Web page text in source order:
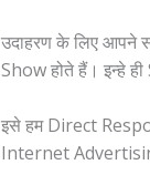
उदाहरण के लिए आपने
Show होते हैं। इन्हे
इसे हम Direct
Internet